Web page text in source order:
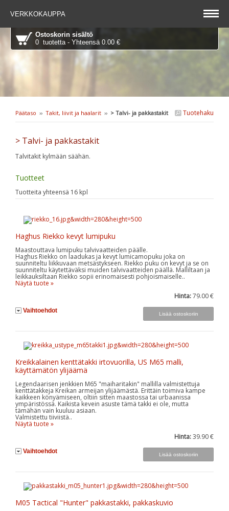
VERKKOKAUPPA
Ostoskorin sisältö
0 tuotetta - Yhteensä 0.00 €
Tuotehaku
Päätaso ›› Takit, liivit ja haalarit ›› > Talvi- ja pakkastakit
> Talvi- ja pakkastakit
Talvitakit kylmään säähän.
Tuotteet
Tuotteita yhteensä 16 kpl
Haghus Riekko kevyt lumipuku
Maastouttava lumipuku talvivaatteiden päälle.
Haghus Riekko on laadukas ja kevyt lumicamopuku joka on
suunniteltu liikkuvaan metsästykseen. Riekko puku on kevyt ja se on
suunniteltu käytettäväksi muiden talvivaatteiden päällä. Malliltaan ja
leikkauksiltaan Riekko sopii erinomaisesti pohjoismaiselle..
Näytä tuote »
Hinta:79.00 €
Vaihtoehdot
Kreikkalainen kenttätakki irtovuorilla, US M65 malli,
käyttämätön ylijäämä
Legendaarisen jenkkien M65 "maiharitakin" mallilla valmistettuja
kenttätakkeja Kreikan armeijan ylijäämästä. Erittäin toimiva kampe
kaikkeen könyämiseen, oltiin sitten maastossa tai urbaanissa
ympäristössä. Kaikista kevein asuste tämä takki ei ole, mutta
tämähän vain kuuluu asiaan.
Valmistettu tiiviistä..
Näytä tuote »
Hinta:39.90 €
Vaihtoehdot
M05 Tactical "Hunter" pakkastakki, pakkaskuvio